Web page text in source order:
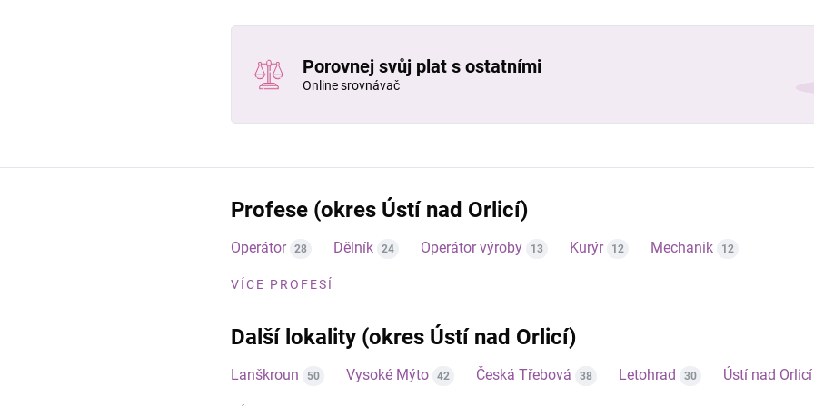
Porovnej svůj plat s ostatními
Online srovnávač
Profese (okres Ústí nad Orlicí)
Operátor 28 Dělník 24 Operátor výroby 13 Kurýr 12 Mechanik 12
VÍCE PROFESÍ
Další lokality (okres Ústí nad Orlicí)
Lanškroun 50 Vysoké Mýto 42 Česká Třebová 38 Letohrad 30 Ústí nad Orlicí